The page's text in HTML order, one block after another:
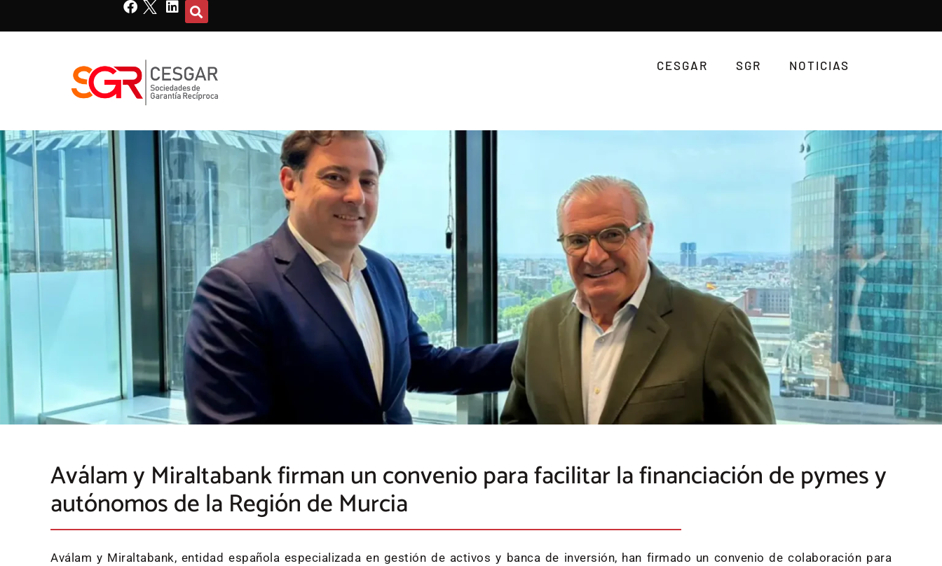
CESGAR SGR NOTICIAS
Aválam y Miraltabank firman un convenio para facilitar la financiación de pymes y
autónomos de la Región de Murcia
Aválam y Miraltabank, entidad española especializada en gestión de activos y banca de inversión, han firmado un convenio de colaboración para